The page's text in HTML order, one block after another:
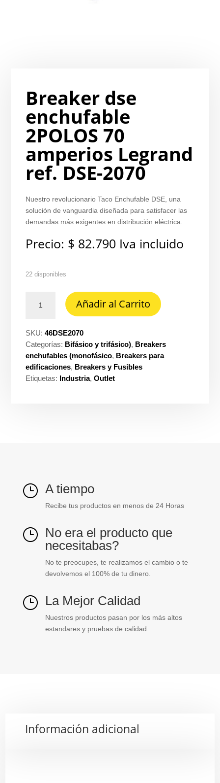
Breaker dse
enchufable
2POLOS 70
amperios Legrand
ref. DSE-2070
Nuestro revolucionario Taco Enchufable DSE, una
solución de vanguardia diseñada para satisfacer las
demandas más exigentes en distribución eléctrica.
Precio: $ 82.790 Iva incluido
22 disponibles
2POLOS
70
amperios
Legrand
ref.
Añadir al Carrito
SKU:46DSE2070
Categorías: Bifásico y trifásico), Breakers
enchufables (monofásico, Breakers para
edificaciones, Breakers y Fusibles
Etiquetas: Industria,Outlet
} A tiempo
Recibe tus productos en menos de 24 Horas
} No era el producto que
necesitabas?
No te preocupes, te realizamos el cambio o te
devolvemos el 100% de tu dinero.
} La Mejor Calidad
Nuestros productos pasan por los más altos
estandares y pruebas de calidad.
Información adicional